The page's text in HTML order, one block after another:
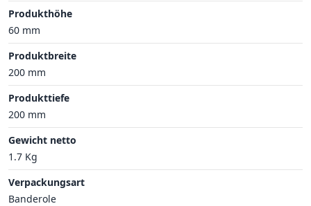
Produkthöhe
60 mm
Produktbreite
200 mm
Produkttiefe
200 mm
Gewicht netto
1.7 Kg
Verpackungsart
Banderole